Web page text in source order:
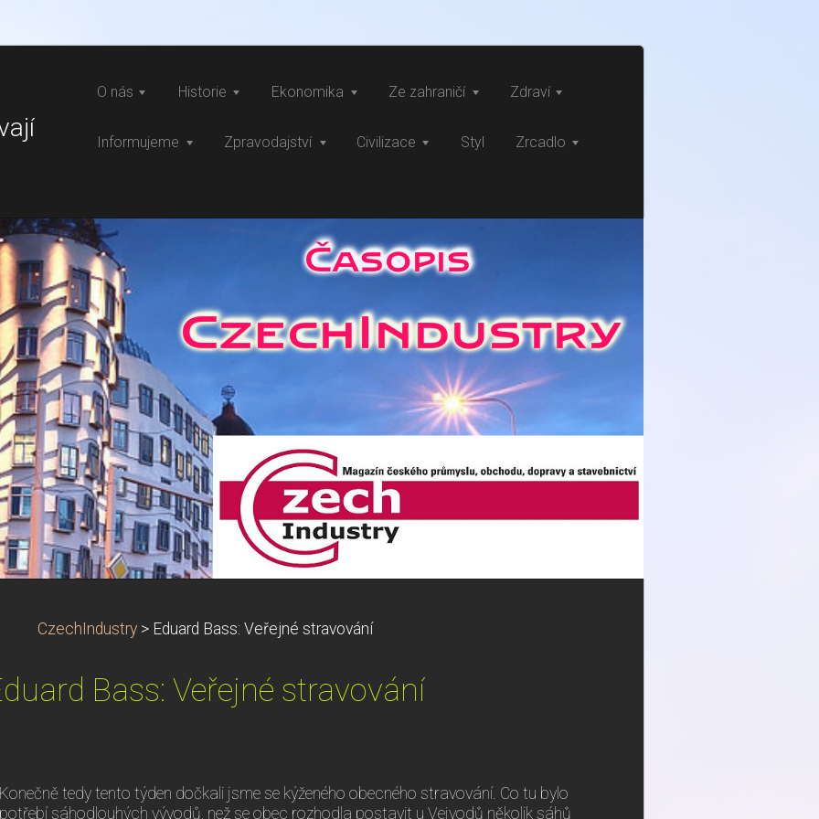
O nás Historie Ekonomika Ze zahraničí Zdraví
Informujeme Zpravodajství Civilizace Styl Zrcadlo
CzechIndustry > Eduard Bass: Veřejné stravování
Bass: Veřejné stravování
Konečně tedy tento týden dočkali jsme se kýženého obecného stravování. Co tu bylo
potřebí sáhodlouhých vývodů, než se obec rozhodla postavit u Vejvodů několik sáhů